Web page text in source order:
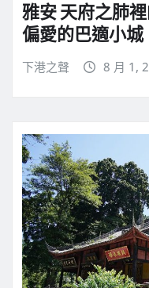
雅安 天府之肺
偏愛的巴適小城
下港之聲 8 月 1,